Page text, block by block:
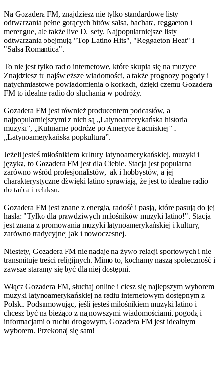
Na Gozadera FM, znajdziesz nie tylko standardowe listy
odtwarzania pełne gorących hitów salsa, bachata, reggaeton i
merengue, ale także live DJ sety. Najpopularniejsze listy
odtwarzania obejmują "Top Latino Hits", "Reggaeton Heat" i
"Salsa Romantica".
To nie jest tylko radio internetowe, które skupia się na muzyce.
Znajdziesz tu najświeższe wiadomości, a także prognozy pogody i
natychmiastowe powiadomienia o korkach, dzięki czemu Gozadera
FM to idealne radio do słuchania w podróży.
Gozadera FM jest również producentem podcastów, a
najpopularniejszymi z nich są „Latynoamerykańska historia
muzyki”, „Kulinarne podróże po Ameryce Łacińskiej” i
„Latynoamerykańska popkultura”.
Jeżeli jesteś miłośnikiem kultury latynoamerykańskiej, muzyki i
języka, to Gozadera FM jest dla Ciebie. Stacja jest popularna
zarówno wśród profesjonalistów, jak i hobbystów, a jej
charakterystyczne dźwięki latino sprawiają, że jest to idealne radio
do tańca i relaksu.
Gozadera FM jest znane z energia, radość i pasją, które pasują do jej
hasła: "Tylko dla prawdziwych miłośników muzyki latino!". Stacja
jest znana z promowania muzyki latynoamerykańskiej i kultury,
zarówno tradycyjnej jak i nowoczesnej.
Niestety, Gozadera FM nie nadaje na żywo relacji sportowych i nie
transmituje treści religijnych. Mimo to, kochamy naszą społeczność i
zawsze staramy się być dla niej dostępni.
Włącz Gozadera FM, słuchaj online i ciesz się najlepszym wyborem
muzyki latynoamerykańskiej na radiu internetowym dostępnym z
Polski. Podsumowując, jeśli jesteś miłośnikiem muzyki latino i
chcesz być na bieżąco z najnowszymi wiadomościami, pogodą i
informacjami o ruchu drogowym, Gozadera FM jest idealnym
wyborem. Przekonaj się sam!